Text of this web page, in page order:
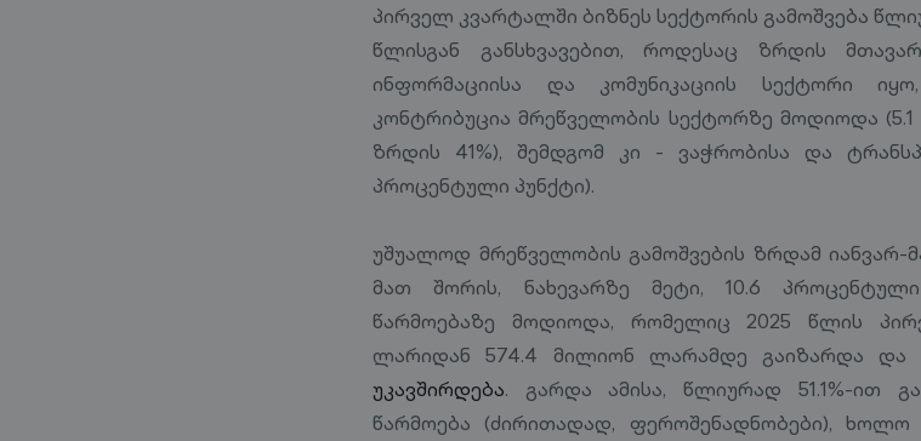
პირველ კვარტალში ბიზნეს სექტორის გამოშვება
წლისგან განსხვავებით, როდესაც ზრდის
ინფორმაციისა და კომუნიკაციის სექტორი
კონტრიბუცია მრეწველობის სექტორზე მოდიოდა
ზრდის 41%), შემდგომ კი - ვაჭრობისა და
პროცენტული პუნქტი).
უშუალოდ მრეწველობის გამოშვების ზრდამ იანვარ-
მათ შორის, ნახევარზე მეტი, 10.6
წარმოებაზე მოდიოდა, რომელიც 2025 წლის
ლარიდან 574.4 მილიონ ლარამდე გაიზარდა და
უკავშირდება. გარდა ამისა, წლიურად 51.1%-ით
წარმოება (ძირითადად, ფეროშენადნობები),